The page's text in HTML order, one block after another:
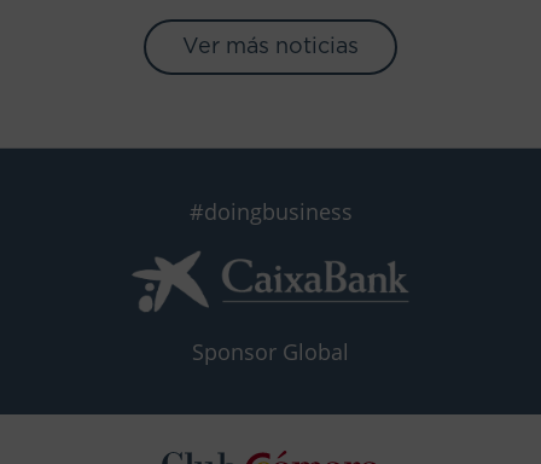
Ver más noticias
#doingbusiness
Sponsor Global